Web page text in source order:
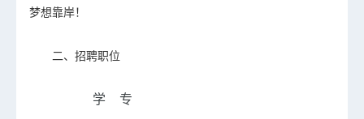
梦想靠岸！
二、招聘职位
学
专